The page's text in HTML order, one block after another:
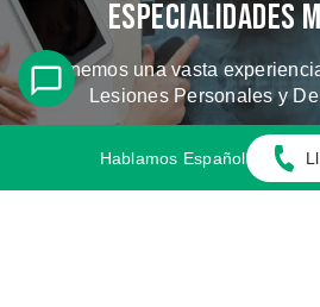
Especialidades
Tenemos una vasta
Lesiones Personales y
CONOZCA LOS
Hablamos Español